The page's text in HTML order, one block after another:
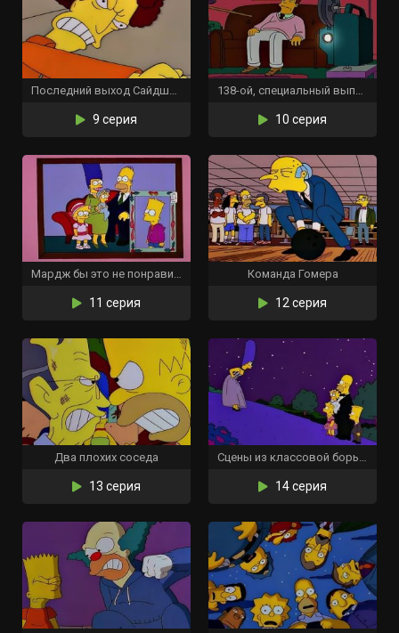
Последний выход Сайдшоу Боба
9 серия
138-ой, специальный выпуск
10 серия
Мардж бы это не понравилось
11 серия
Команда Гомера
12 серия
Два плохих соседа
13 серия
Сцены из классовой борьбы Спрингфилда
14 серия